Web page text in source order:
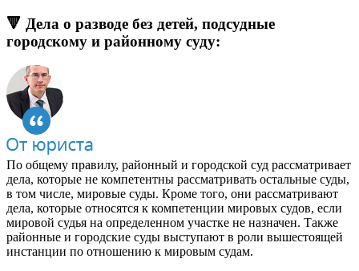
🔻 Дела о разводе без детей, подсудные
городскому и районному суду:
По общему правилу, районный и городской суд рассматривает
дела, которые не компетентны рассматривать остальные суды,
в том числе, мировые суды. Кроме того, они рассматривают
дела, которые относятся к компетенции мировых судов, если
мировой судья на определенном участке не назначен. Также
районные и городские суды выступают в роли вышестоящей
инстанции по отношению к мировым судам.